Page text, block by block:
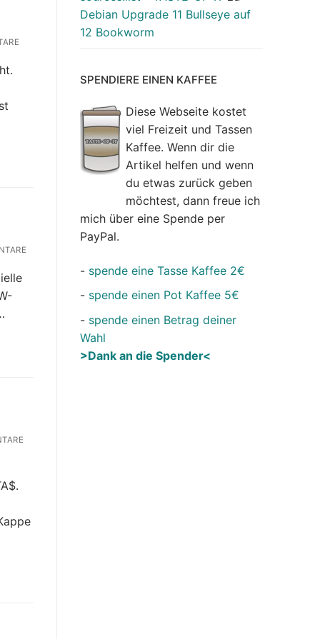
Debian Upgrade 11 Bullseye auf
12 Bookworm
SPENDIERE EINEN KAFFEE
Diese Webseite kostet
viel Freizeit und Tassen
Kaffee. Wenn dir die
Artikel helfen und wenn
du etwas zurück geben
möchtest, dann freue ich
mich über eine Spende per
PayPal.
- spende eine Tasse Kaffee 2€
- spende einen Pot Kaffee 5€
- spende einen Betrag deiner
Wahl
>Dank an die Spender<